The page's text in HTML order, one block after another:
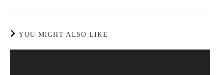
YOU MIGHT ALSO LIKE